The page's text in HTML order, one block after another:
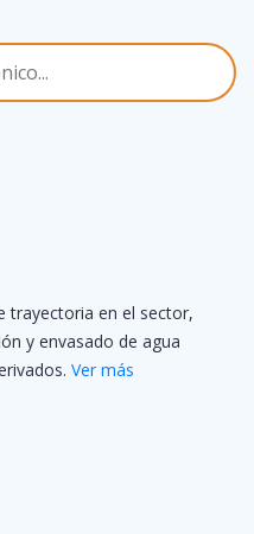
trayectoria en el sector,
y envasado de agua
Ver más